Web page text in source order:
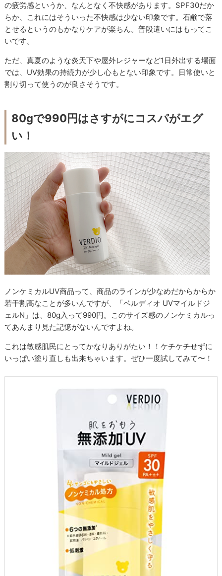
の疲労感というか、なんとなく不快感があります。SPF30だか
らか、これにはそういった不快感は少ない印象です。石鹸で落
とせるというのもかなりケアが楽ちん。普段遣いにはもってこ
いです。
ただ、真夏のような炎天下や屋外レジャーなど1日外出する場面
では、UV効果の持続力が少し心もとない印象です。日常使いと
割り切って使うのが良さそうです。
80gで990円はさすがにコスパがエグ
い！
ノンケミカルUV商品って、商品のラインが少なめだからからか
若干割高なことが多いんですが、「ベルディオ UVマイルドジ
ェルN」は、80g入って990円。このサイズ感のノンケミカルっ
てあんまり見た記憶がないんですよね。
これは敏感肌民にとってかなりありがたい！！ケチケチせずに
いっぱい塗り直しも出来ちゃいます。ぜひ一度試してみて〜！